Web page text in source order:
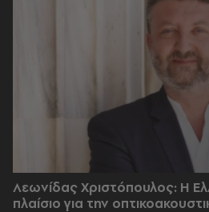
Λεωνίδας Χριστόπουλος: Η
πλαίσιο για την